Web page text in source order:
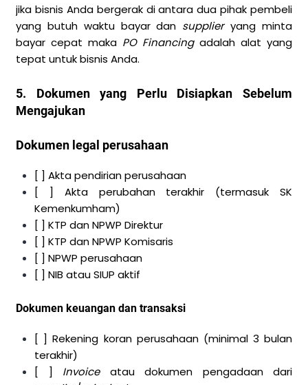
jika bisnis Anda bergerak di antara dua pihak pembeli
yang butuh waktu bayar dan supplieryang minta
bayar cepat maka PO Financingadalah alat yang
tepat untuk bisnis Anda.
5. Dokumen yang Perlu Disiapkan Sebelum
Mengajukan
Dokumen legal perusahaan
[ ] Akta pendirian perusahaan
[ ] Akta perubahan terakhir (termasuk SK
Kemenkumham)
[ ] KTP dan NPWP Direktur
[ ] KTP dan NPWP Komisaris
[ ] NPWP perusahaan
[ ] NIB atau SIUP aktif
Dokumen keuangan dan transaksi
[ ] Rekening koran perusahaan (minimal 3 bulan
terakhir)
[ ] Invoiceatau dokumen pengadaan dari